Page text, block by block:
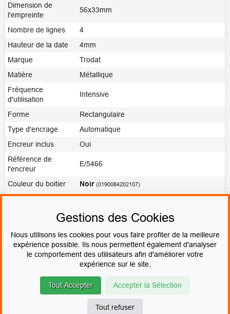
Dimension de
l'empreinte
56x33mm
Nombre de lignes
4
Hauteur de la date
4mm
Marque
Trodat
Matière
Métallique
Fréquence
d'utilisation
Intensive
Forme
Rectangulaire
Type d'encrage
Automatique
Encreur inclus
Oui
Référence de
l'encreur
E/5466
Couleur du boitier Noir (0190084202107)
Noir,Rouge,Bleu,Vert,Violet,
Fabrication express
PAIEMENT SÉCURISÉ
© Le fabricant de Tampons Contact
Mentions légales
Devenir revendeur
Gestions des Cookies
Nous utilisons les cookies pour vous faire profiter de la meilleure
expérience possible. Ils nous permettent également d'analyser
le comportement des utilisateurs afin d'améliorer votre
expérience sur le site.
Tout Accepter Accepter la Sélection
Tout refuser